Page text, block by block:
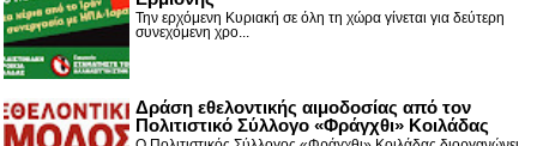
Την ερχόμενη Κυριακή σε όλη τη χώρα γίνεται για δεύτερη
συνεχόμενη χρο...
Δράση εθελοντικής αιμοδοσίας από τον
Πολιτιστικό Σύλλογο «Φράγχθι» Κοιλάδας